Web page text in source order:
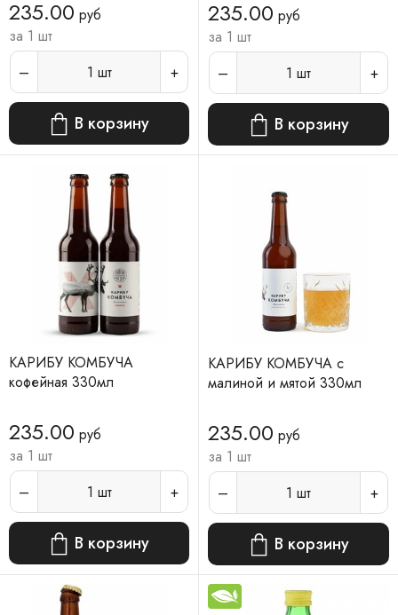
235.00 руб
за 1 шт
1 шт
В корзину
235.00 руб
за 1 шт
1 шт
В корзину
КАРИБУ КОМБУЧА
кофейная 330мл
235.00 руб
за 1 шт
1 шт
В корзину
КАРИБУ КОМБУЧА с
малиной и мятой 330мл
235.00 руб
за 1 шт
1 шт
В корзину